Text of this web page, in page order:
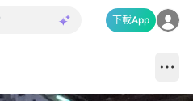
下載App